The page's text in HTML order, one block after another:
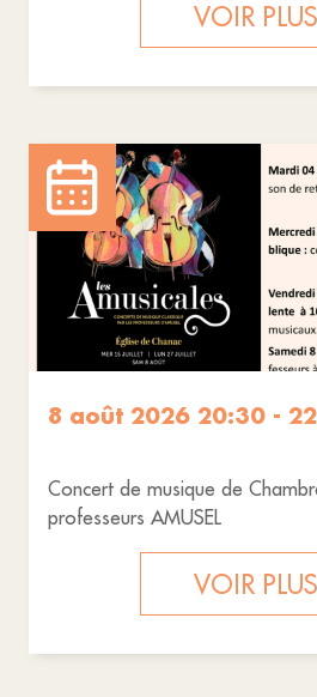
VOIR PLUS
8 août 2026 20:30 -
Concert de musique de
professeurs AMUSEL
VOIR PLUS